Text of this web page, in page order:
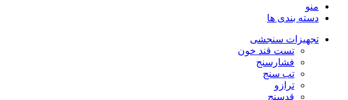
منو
دسته بندی ها
تجهیزات سنجشی
تست قند خون
فشارسنج
تب سنج
ترازو
قدسنج